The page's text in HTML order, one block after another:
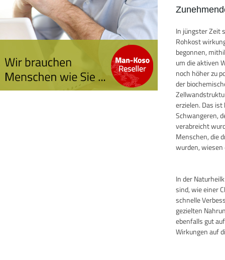
In jüngster Zeit
Rohkost
begonnen,
um die aktiven
noch höher zu
der
erzielen. Das
Schwangeren,
verabreicht
Menschen, die
wurden, wiesen
In der
sind, wie einer
schnelle
gezielten
ebenfalls gut
Wirkungen auf